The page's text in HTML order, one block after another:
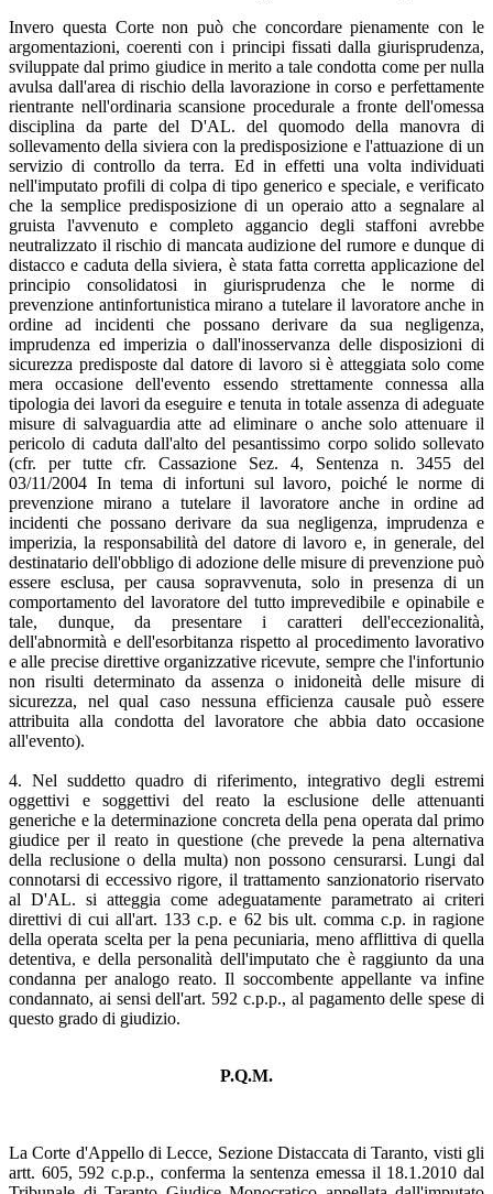
Invero questa Corte non può che concordare pienamente con le
argomentazioni, coerenti con i principi fissati dalla giurisprudenza,
sviluppate dal primo giudice in merito a tale condotta come per nulla
avulsa dall'area di rischio della lavorazione in corso e perfettamente
rientrante nell'ordinaria scansione procedurale a fronte dell'omessa
disciplina da parte del D'AL. del quomodo della manovra di
sollevamento della siviera con la predisposizione e l'attuazione di un
servizio di controllo da terra. Ed in effetti una volta individuati
nell'imputato profili di colpa di tipo generico e speciale, e verificato
che la semplice predisposizione di un operaio atto a segnalare al
gruista l'avvenuto e completo aggancio degli staffoni avrebbe
neutralizzato il rischio di mancata audizione del rumore e dunque di
distacco e caduta della siviera, è stata fatta corretta applicazione del
principio consolidatosi in giurisprudenza che le norme di
prevenzione antinfortunistica mirano a tutelare il lavoratore anche in
ordine ad incidenti che possano derivare da sua negligenza,
imprudenza ed imperizia o dall'inosservanza delle disposizioni di
sicurezza predisposte dal datore di lavoro si è atteggiata solo come
mera occasione dell'evento essendo strettamente connessa alla
tipologia dei lavori da eseguire e tenuta in totale assenza di adeguate
misure di salvaguardia atte ad eliminare o anche solo attenuare il
pericolo di caduta dall'alto del pesantissimo corpo solido sollevato
(cfr. per tutte cfr. Cassazione Sez. 4, Sentenza n. 3455 del
03/11/2004 In tema di infortuni sul lavoro, poiché le norme di
prevenzione mirano a tutelare il lavoratore anche in ordine ad
incidenti che possano derivare da sua negligenza, imprudenza e
imperizia, la responsabilità del datore di lavoro e, in generale, del
destinatario dell'obbligo di adozione delle misure di prevenzione può
essere esclusa, per causa sopravvenuta, solo in presenza di un
comportamento del lavoratore del tutto imprevedibile e opinabile e
tale, dunque, da presentare i caratteri dell'eccezionalità,
dell'abnormità e dell'esorbitanza rispetto al procedimento lavorativo
e alle precise direttive organizzative ricevute, sempre che l'infortunio
non risulti determinato da assenza o inidoneità delle misure di
sicurezza, nel qual caso nessuna efficienza causale può essere
attribuita alla condotta del lavoratore che abbia dato occasione
all'evento).
4. Nel suddetto quadro di riferimento, integrativo degli estremi
oggettivi e soggettivi del reato la esclusione delle attenuanti
generiche e la determinazione concreta della pena operata dal primo
giudice per il reato in questione (che prevede la pena alternativa
della reclusione o della multa) non possono censurarsi. Lungi dal
connotarsi di eccessivo rigore, il trattamento sanzionatorio riservato
al D'AL. si atteggia come adeguatamente parametrato ai criteri
direttivi di cui all'art. 133 c.p. e 62 bis ult. comma c.p. in ragione
della operata scelta per la pena pecuniaria, meno afflittiva di quella
detentiva, e della personalità dell'imputato che è raggiunto da una
condanna per analogo reato. Il soccombente appellante va infine
condannato, ai sensi dell'art. 592 c.p.p., al pagamento delle spese di
questo grado di giudizio.
P.Q.M.
La Corte d'Appello di Lecce, Sezione Distaccata di Taranto, visti gli
artt. 605, 592 c.p.p., conferma la sentenza emessa il 18.1.2010 dal